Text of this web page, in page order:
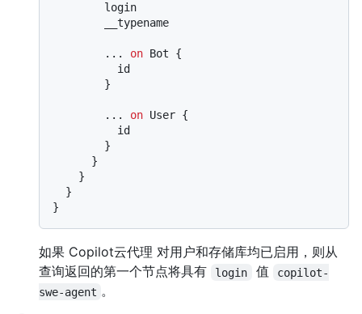
... on Bot {
}
... on User {
}
}
}
}
}
如果 Copilot云代理 对用户和存储库均已启用，则从
查询返回的第一个节点将具有
login 值
copilot-
swe-agent 。